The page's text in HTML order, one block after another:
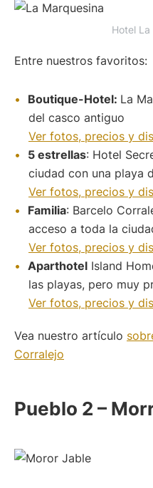
Hotel
Entre nuestros favoritos:
Boutique-Hotel: La
del casco antiguo
Ver fotos, precios y
5 estrellas: Hotel
ciudad con una playa
Ver fotos, precios y
Familia: Barcelo
acceso a toda la
Ver fotos, precios y
Aparthotel Island
las playas, pero muy
Ver fotos, precios y
Vea nuestro artículo
Corralejo
Pueblo 2 –